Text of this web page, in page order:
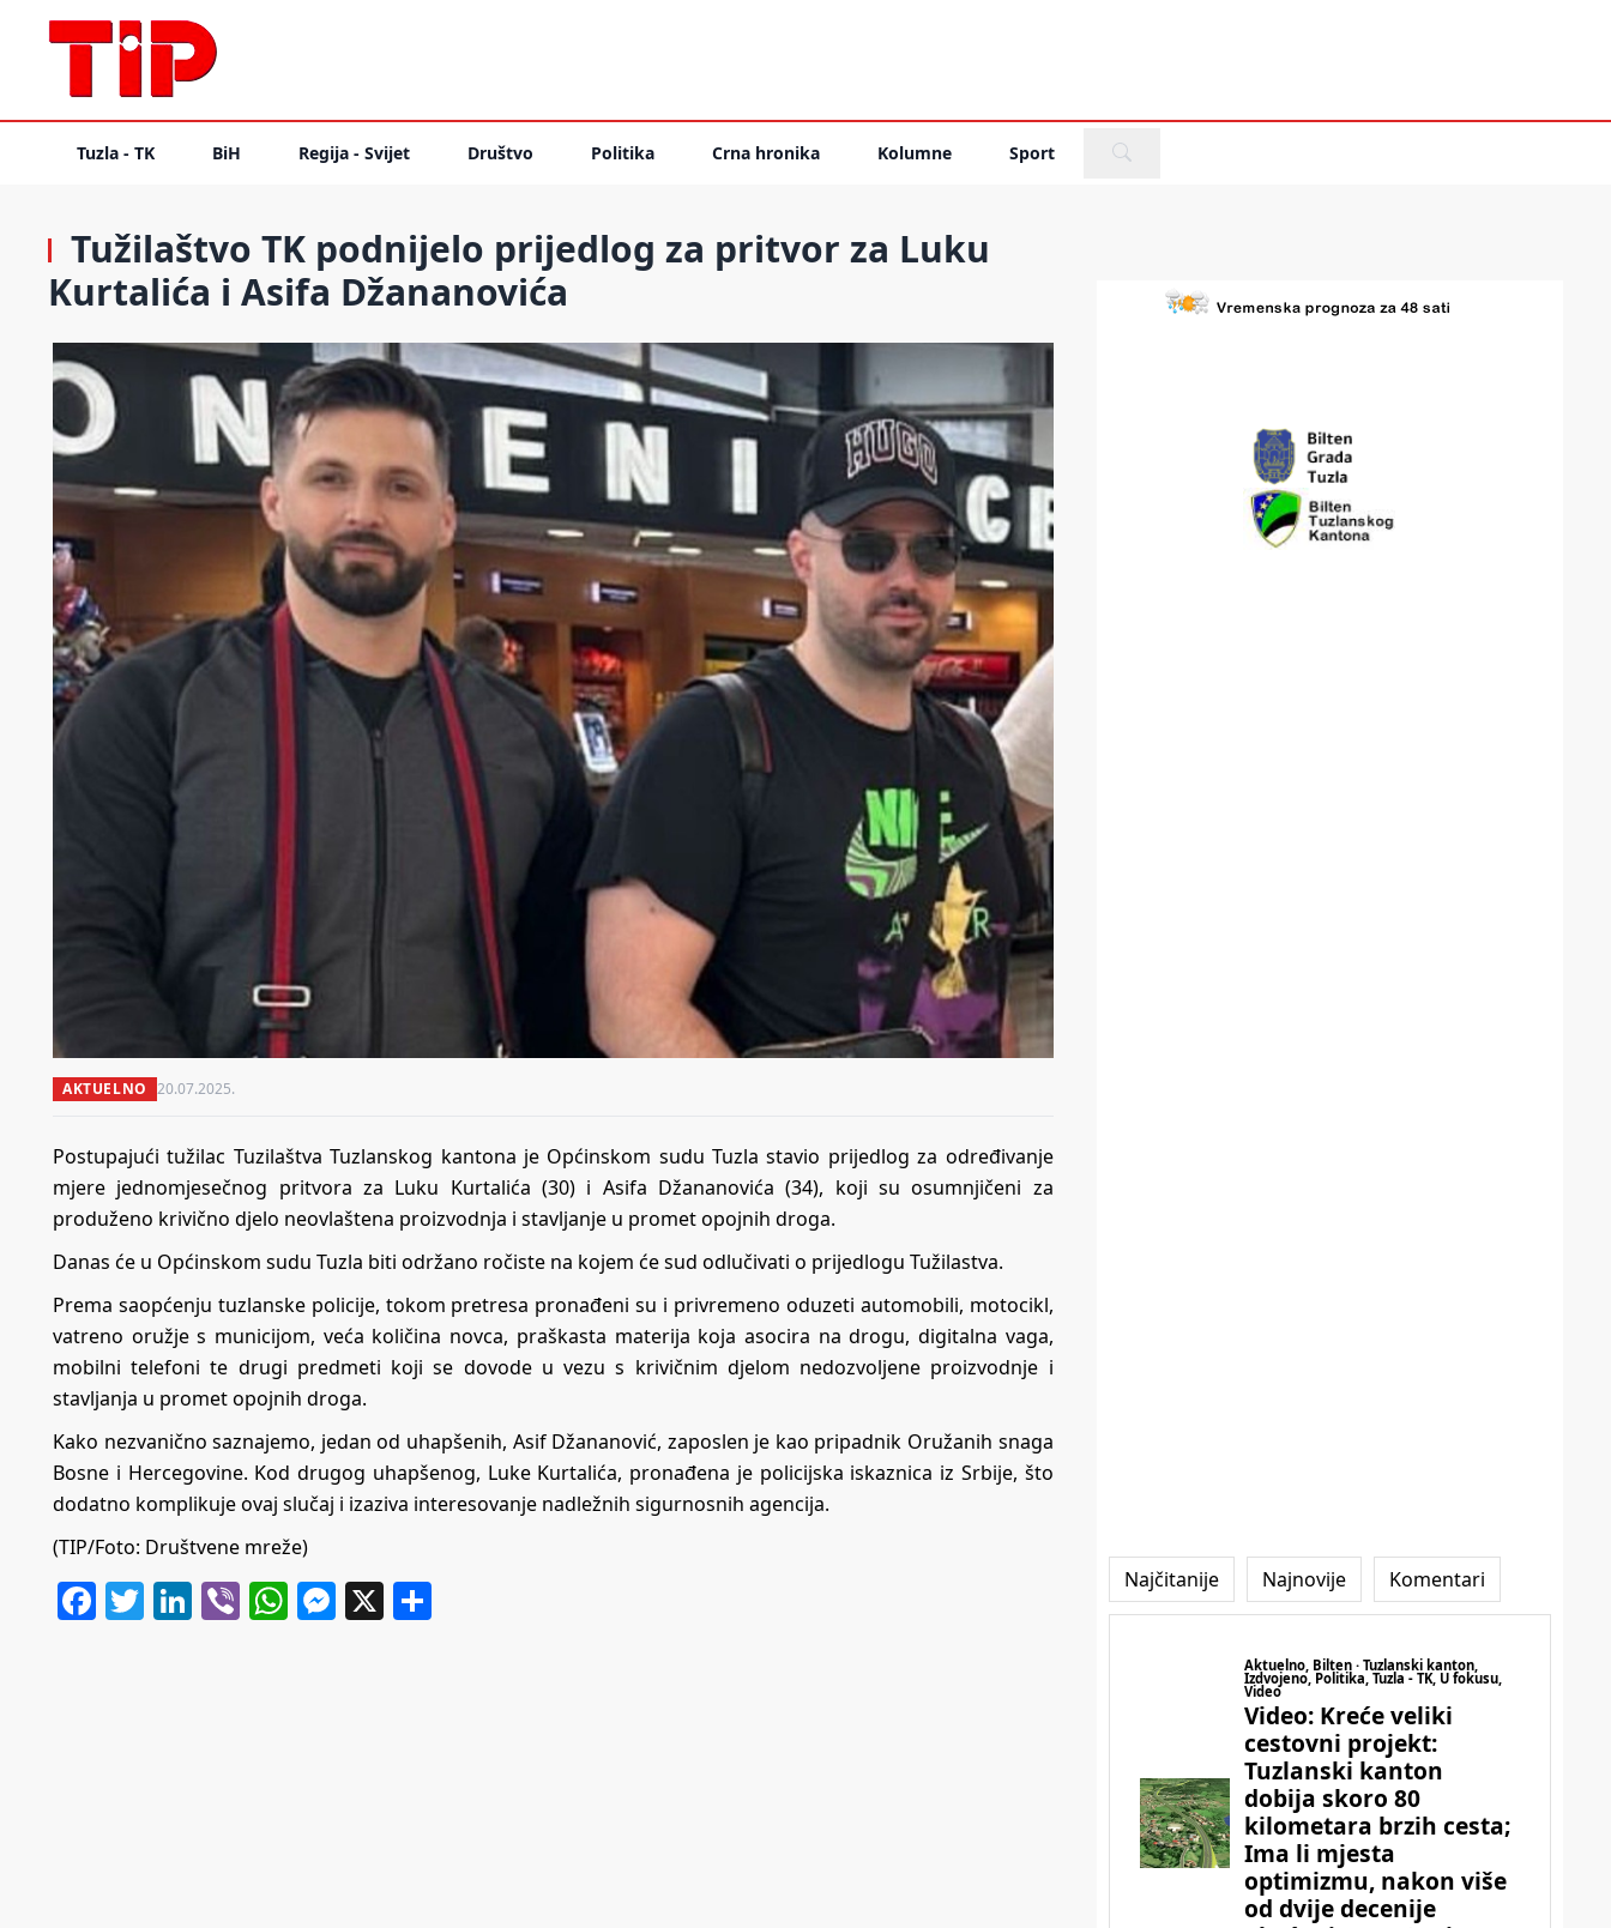
Tuzla - TK BiH Regija - Svijet Društvo Politika Crna hronika Kolumne Sport
Tužilaštvo TK podnijelo prijedlog za pritvor za Luku
Kurtalića i Asifa Džananovića
AKTUELNO 20.07.2025.
Postupajući tužilac Tuzilaštva Tuzlanskog kantona je Općinskom sudu Tuzla stavio prijedlog za određivanje
mjere jednomjesečnog pritvora za Luku Kurtalića (30) i Asifa Džananovića (34), koji su osumnjičeni za
produženo krivično djelo neovlaštena proizvodnja i stavljanje u promet opojnih droga.
Danas će u Općinskom sudu Tuzla biti održano ročiste na kojem će sud odlučivati o prijedlogu Tužilastva.
Prema saopćenju tuzlanske policije, tokom pretresa pronađeni su i privremeno oduzeti automobili, motocikl,
vatreno oružje s municijom, veća količina novca, praškasta materija koja asocira na drogu, digitalna vaga,
mobilni telefoni te drugi predmeti koji se dovode u vezu s krivičnim djelom nedozvoljene proizvodnje i
stavljanja u promet opojnih droga.
Kako nezvanično saznajemo, jedan od uhapšenih, Asif Džananović, zaposlen je kao pripadnik Oružanih snaga
Bosne i Hercegovine. Kod drugog uhapšenog, Luke Kurtalića, pronađena je policijska iskaznica iz Srbije, što
dodatno komplikuje ovaj slučaj i izaziva interesovanje nadležnih sigurnosnih agencija.
(TIP/Foto: Društvene mreže)
Facebook
Twitter
LinkedIn
ViberWhatsApp
Messenger
X Najčitanije Najnovije Komentari